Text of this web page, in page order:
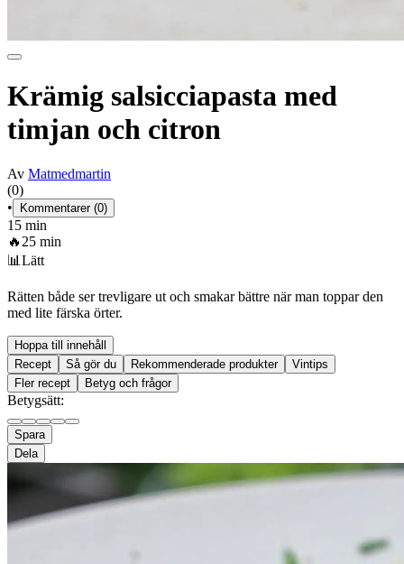
Krämig salsicciapasta med
timjan och citron
Av Matmedmartin
(0)
•
Kommentarer (0)
15 min
🔥 25 min
📊 Lätt
Rätten både ser trevligare ut och smakar bättre när man toppar den
med lite färska örter.
Hoppa till innehåll
Recept
Så gör du Rekommenderade produkter
Vintips
Fler recept
Betyg och frågor
Betygsätt:
Spara
Dela